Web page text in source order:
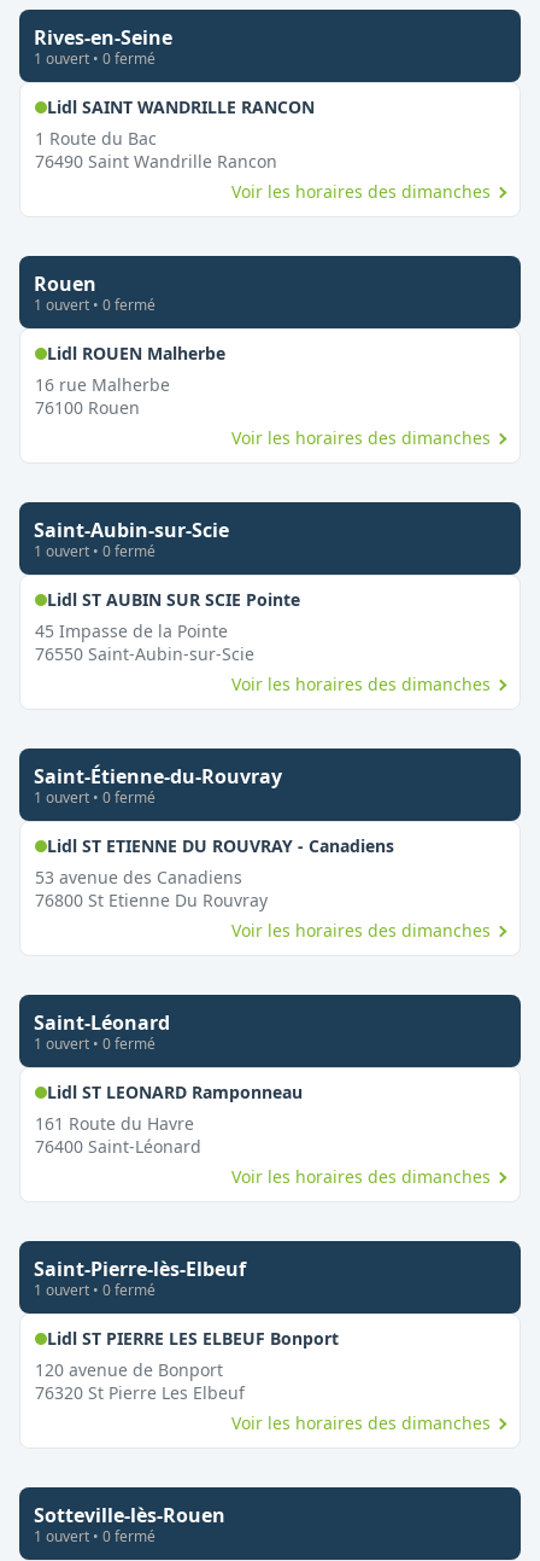
Rives-en-Seine
1 ouvert • 0fermé
Lidl SAINT WANDRILLE RANCON,
1 Route du Bac
76490 Saint Wandrille Rancon
Voir les horaires des dimanches
Rouen
1 ouvert • 0fermé
Lidl ROUEN Malherbe,
16 rue Malherbe
76100 Rouen
Voir les horaires des dimanches
Saint-Aubin-sur-Scie
1 ouvert • 0fermé
Lidl ST AUBIN SUR SCIE Pointe,
45 Impasse de la Pointe
76550 Saint-Aubin-sur-Scie
Voir les horaires des dimanches
Saint-Étienne-du-Rouvray
1 ouvert • 0fermé
Lidl ST ETIENNE DU ROUVRAY - Canadiens,
53 avenue des Canadiens
76800 St Etienne Du Rouvray
Voir les horaires des dimanches
Saint-Léonard
1 ouvert • 0fermé
Lidl ST LEONARD Ramponneau,
161 Route du Havre
76400 Saint-Léonard
Voir les horaires des dimanches
Saint-Pierre-lès-Elbeuf
1 ouvert • 0fermé
Lidl ST PIERRE LES ELBEUF Bonport,
120 avenue de Bonport
76320 St Pierre Les Elbeuf
Voir les horaires des dimanches
Sotteville-lès-Rouen
1 ouvert • 0fermé